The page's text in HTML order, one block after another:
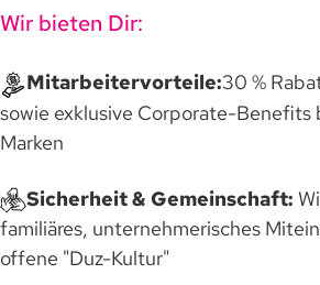
Wir bieten Dir:
Mitarbeitervorteile:30 %
sowie exklusive Corporate-Benefits
Marken
Sicherheit & Gemeinschaft:
familiäres, unternehmerisches
offene "Duz-Kultur"